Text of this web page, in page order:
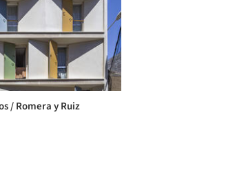
/ Romera y Ruiz